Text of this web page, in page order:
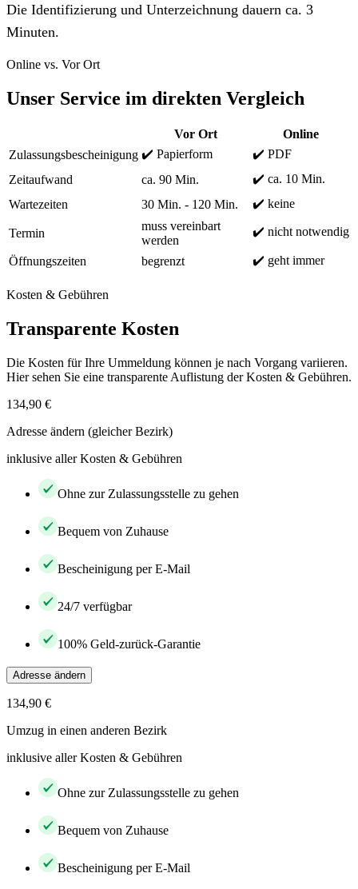
Die Identifizierung und Unterzeichnung dauern ca. 3
Minuten.
Online vs. Vor Ort
Unser Service im direkten Vergleich
Vor Ort
Online
Zulassungsbescheinigung ✔️ Papierform
✔️ PDF
Zeitaufwand
ca. 90 Min.
✔️ ca. 10 Min.
Wartezeiten
30 Min. - 120 Min. ✔️ keine
Termin
muss vereinbart
werden
✔️ nicht notwendig
Öffnungszeiten begrenzt ✔️ geht immer
Kosten & Gebühren
Transparente Kosten
Die Kosten für Ihre Ummeldung können je nach Vorgang variieren.
Hier sehen Sie eine transparente Auflistung der Kosten & Gebühren.
134,90 €
Adresse ändern (gleicher Bezirk)
inklusive aller Kosten & Gebühren
Ohne zur Zulassungsstelle zu gehen
Bequem von Zuhause
Bescheinigung per E-Mail
24/7 verfügbar
100% Geld-zurück-Garantie
Adresse ändern
134,90 €
Umzug in einen anderen Bezirk
inklusive aller Kosten & Gebühren
Ohne zur Zulassungsstelle zu gehen
Bequem von Zuhause
Bescheinigung per E-Mail